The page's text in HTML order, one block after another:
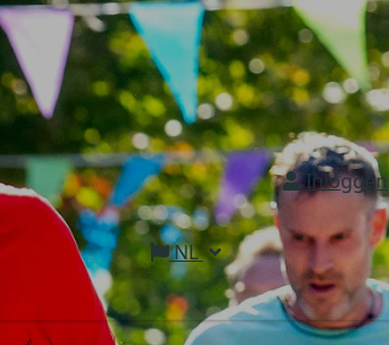
Inloggen
NL